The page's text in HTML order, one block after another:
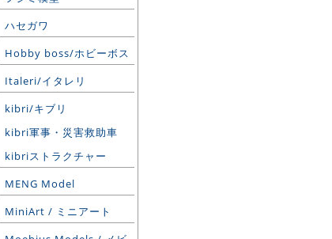
ハセガワ
Hobby boss/ホビーボス
Italeri/イタレリ
kibri/キブリ
kibri軍事・災害救助車
kibriストラクチャー
MENG Model
MiniArt / ミニアート